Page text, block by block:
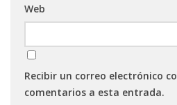
Web
Recibir un correo electrónico
comentarios a esta entrada.